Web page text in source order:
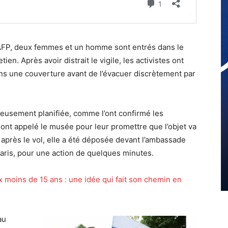
deux femmes et un homme sont entrés dans le
Après avoir distrait le vigile, les activistes ont
une couverture avant de l’évacuer discrètement par
planifiée, comme l’ont confirmé les
appelé le musée pour leur promettre que l’objet va
le vol, elle a été déposée devant l’ambassade
pour une action de quelques minutes.
de 15 ans : une idée qui fait son chemin en